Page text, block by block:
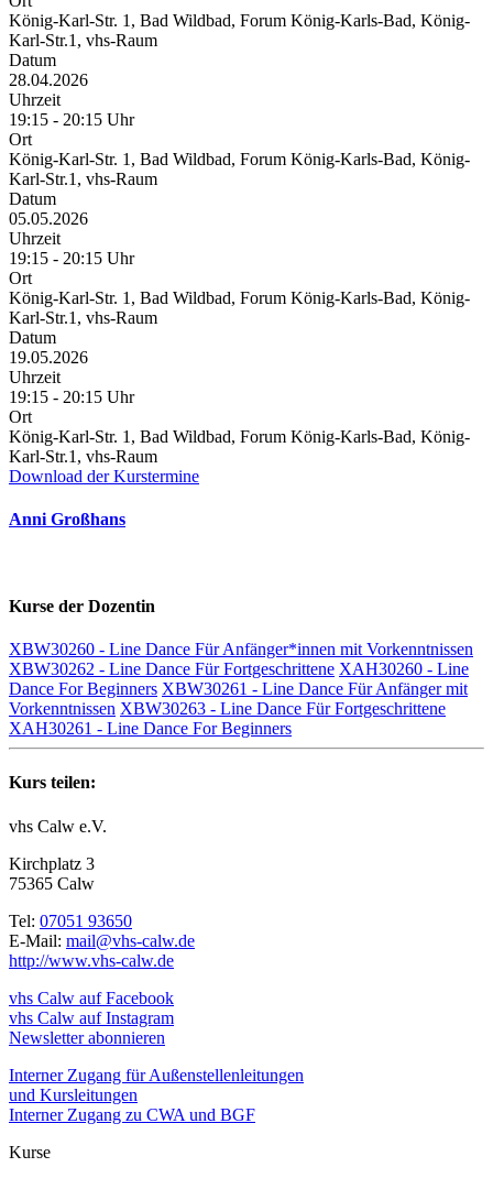
König-Karl-Str. 1, Bad Wildbad, Forum König-Karls-Bad, König-
Karl-Str.1, vhs-Raum
Datum
28.04.2026
Uhrzeit
19:15 - 20:15 Uhr
Ort
König-Karl-Str. 1, Bad Wildbad, Forum König-Karls-Bad, König-
Karl-Str.1, vhs-Raum
Datum
05.05.2026
Uhrzeit
19:15 - 20:15 Uhr
Ort
König-Karl-Str. 1, Bad Wildbad, Forum König-Karls-Bad, König-
Karl-Str.1, vhs-Raum
Datum
19.05.2026
Uhrzeit
19:15 - 20:15 Uhr
Ort
König-Karl-Str. 1, Bad Wildbad, Forum König-Karls-Bad, König-
Karl-Str.1, vhs-Raum
Download der Kurstermine
Anni Großhans
Kurse der Dozentin
XBW30260 - Line Dance Für Anfänger*innen mit Vorkenntnissen
XBW30262 - Line Dance Für Fortgeschrittene XAH30260 - Line
Dance For Beginners XBW30261 - Line Dance Für Anfänger mit
Vorkenntnissen XBW30263 - Line Dance Für Fortgeschrittene
XAH30261 - Line Dance For Beginners
Kurs teilen:
vhs Calw e.V.
Kirchplatz 3
75365 Calw
Tel: 07051 93650
E-Mail: mail@vhs-calw.de
http://www.vhs-calw.de
vhs Calw auf Facebook
vhs Calw auf Instagram
Newsletter abonnieren
Interner Zugang für Außenstellenleitungen
und Kursleitungen
Interner Zugang zu CWA und BGF
Kurse